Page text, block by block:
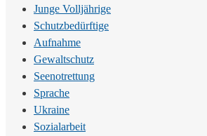
Junge Volljährige
Schutzbedürftige
Aufnahme
Gewaltschutz
Seenotrettung
Sprache
Ukraine
Sozialarbeit